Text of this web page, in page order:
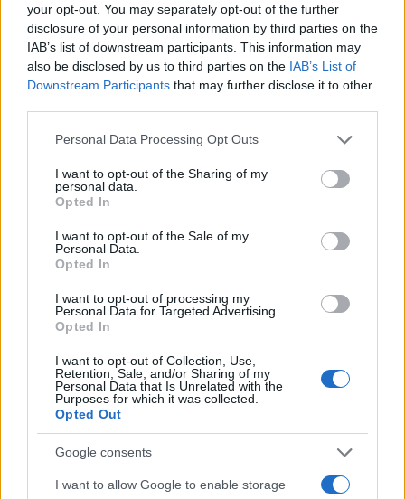
your opt-out. You may separately opt-out of the further
disclosure of your personal information by third parties on the
IAB’s list of downstream participants. This information may
also be disclosed by us to third parties on the IAB’s List of
Downstream Participants that may further disclose it to other
Please note that this website/app uses one or more Google
not limited to your visit or usage behaviour. You may click to
grant or deny consent to Google and its third-party tags to
use your data for below specified purposes in below Google
consent section.
Personal Data Processing Opt Outs
I want to opt-out of the Sharing of my
personal data.
Opted In
I want to opt-out of the Sale of my
Personal Data.
Opted In
I want to opt-out of processing my
Personal Data for Targeted Advertising.
Opted In
I want to opt-out of Collection, Use,
Retention, Sale, and/or Sharing of my
Personal Data that Is Unrelated with the
Purposes for which it was collected.
Opted Out
Google consents
I want to allow Google to enable storage
«Αντιπαθώ τον Νίκο Οικονομόπουλο γιατί έχω
διαβάσει κάποιες δηλώσεις που έχει κάνει για τις
γυναίκες και δεν με βρίσκουν καθόλου σύμφωνη»
τραγουδιστή.